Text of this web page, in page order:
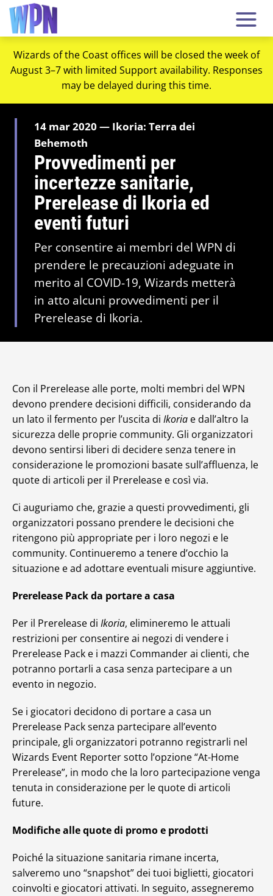
Wizards of the Coast offices will be closed the week of
August 3–7 with limited Support availability. Responses
may be delayed during this time.
14 mar 2020 — Ikoria: Terra dei
Behemoth
Provvedimenti per
incertezze sanitarie,
Prerelease di Ikoria ed
eventi futuri
Per consentire ai membri del WPN di
prendere le precauzioni adeguate in
merito al COVID-19, Wizards metterà
in atto alcuni provvedimenti per il
Prerelease di Ikoria.
Con il Prerelease alle porte, molti membri del WPN
devono prendere decisioni difficili, considerando da
un lato il fermento per l’uscita di Ikoria e dall’altro la
sicurezza delle proprie community. Gli organizzatori
devono sentirsi liberi di decidere senza tenere in
considerazione le promozioni basate sull’affluenza, le
quote di articoli per il Prerelease e così via.
Ci auguriamo che, grazie a questi provvedimenti, gli
organizzatori possano prendere le decisioni che
ritengono più appropriate per i loro negozi e le
community. Continueremo a tenere d’occhio la
situazione e ad adottare eventuali misure aggiuntive.
Prerelease Pack da portare a casa
Per il Prerelease di Ikoria, elimineremo le attuali
restrizioni per consentire ai negozi di vendere i
Prerelease Pack e i mazzi Commander ai clienti, che
potranno portarli a casa senza partecipare a un
evento in negozio.
Se i giocatori decidono di portare a casa un
Prerelease Pack senza partecipare all’evento
principale, gli organizzatori potranno registrarli nel
Wizards Event Reporter sotto l’opzione “At-Home
Prerelease”, in modo che la loro partecipazione venga
tenuta in considerazione per le quote di articoli
future.
Modifiche alle quote di promo e prodotti
Poiché la situazione sanitaria rimane incerta,
salveremo uno “snapshot” dei tuoi biglietti, giocatori
coinvolti e giocatori attivati. In seguito, assegneremo